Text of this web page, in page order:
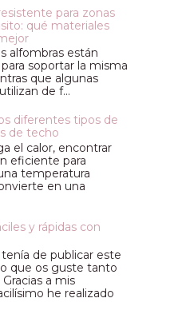
para zonas
qué materiales
alfombras están
soportar la misma
que algunas
de f...
diferentes tipos de
de techo
el calor, encontrar
eficiente para
temperatura
en una
y rápidas con
de publicar este
que os guste tanto
a mis
he realizado